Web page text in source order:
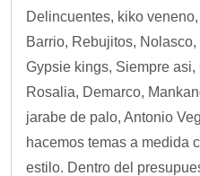
Delincuentes, kiko
Barrio, Rebujitos,
Gypsie kings, Siempre
Rosalia, Demarco,
jarabe de palo, Antonio
hacemos temas a medida
estilo. Dentro del